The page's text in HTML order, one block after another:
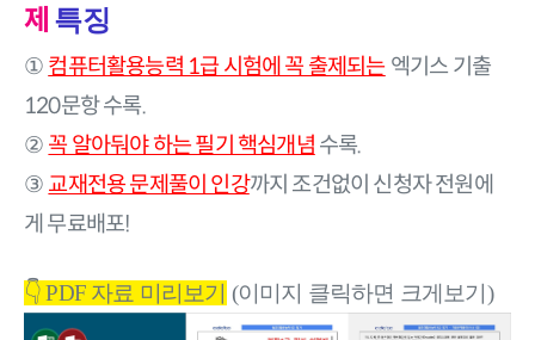
제 특징
① 컴퓨터활용능력 1급 시험에 꼭 출제되는 엑기스 기출
120문항 수록.
② 꼭 알아둬야 하는 필기 핵심개념 수록.
③ 교재전용 문제풀이 인강까지 조건없이 신청자 전원에
게 무료배포!
👇 PDF 자료 미리보기 (이미지 클릭하면 크게보기)